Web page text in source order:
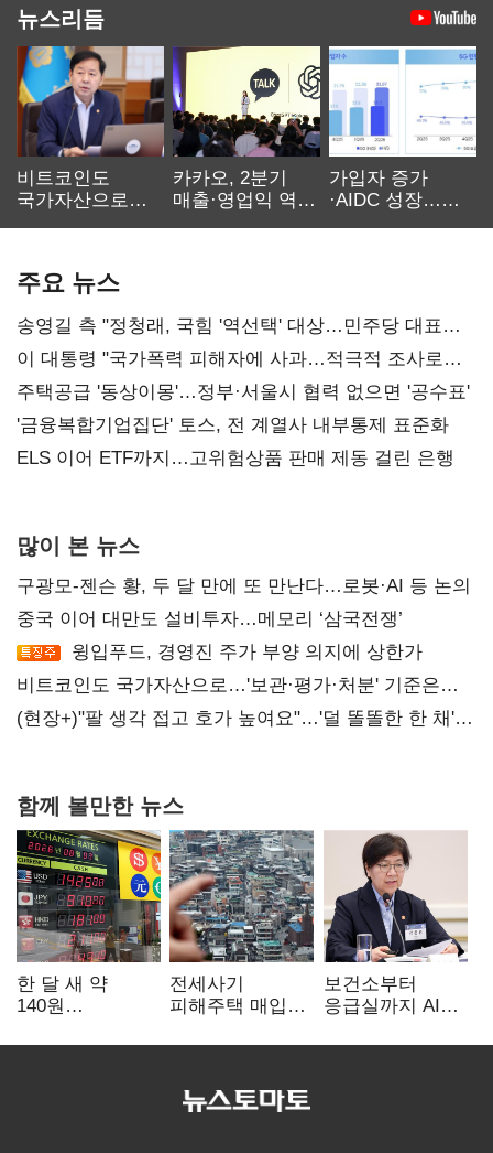
뉴스리듬
비트코인도
국가자산으로…'
카카오, 2분기
매출·영업익 역대
가입자 증가
·AIDC 성장…
주요 뉴스
송영길 측 "정청래, 국힘 '역선택' 대상…민주당 대표로
총선 지휘 못해"
이 대통령 "국가폭력 피해자에 사과…적극적 조사로
진실 밝혀야"
주택공급 '동상이몽'…정부·서울시 협력 없으면 '공수표'
'금융복합기업집단' 토스, 전 계열사 내부통제 표준화
ELS 이어 ETF까지…고위험상품 판매 제동 걸린 은행
많이 본 뉴스
구광모-젠슨 황, 두 달 만에 또 만난다…로봇·AI 등 논의
중국 이어 대만도 설비투자…메모리 ‘삼국전쟁’
윙입푸드, 경영진 주가 부양 의지에 상한가
비트코인도 국가자산으로…'보관·평가·처분' 기준은
숙제
(현장+)"팔 생각 접고 호가 높여요"…'덜 똘똘한 한 채'
함께 볼만한 뉴스
한 달 새 약
140원
엔저'에 원화
전세사기
피해주택 매입
누적 피해자
보건소부터
응급실까지 AI
혁신 본격화